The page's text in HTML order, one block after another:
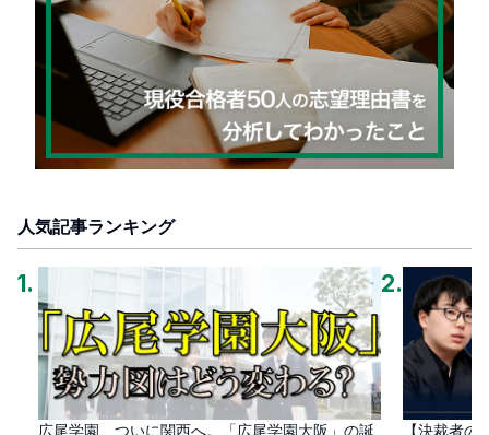
人気記事ランキング
1 .
広尾学園、ついに関西へ。「広尾学園大阪」の誕
2.
【決裁者